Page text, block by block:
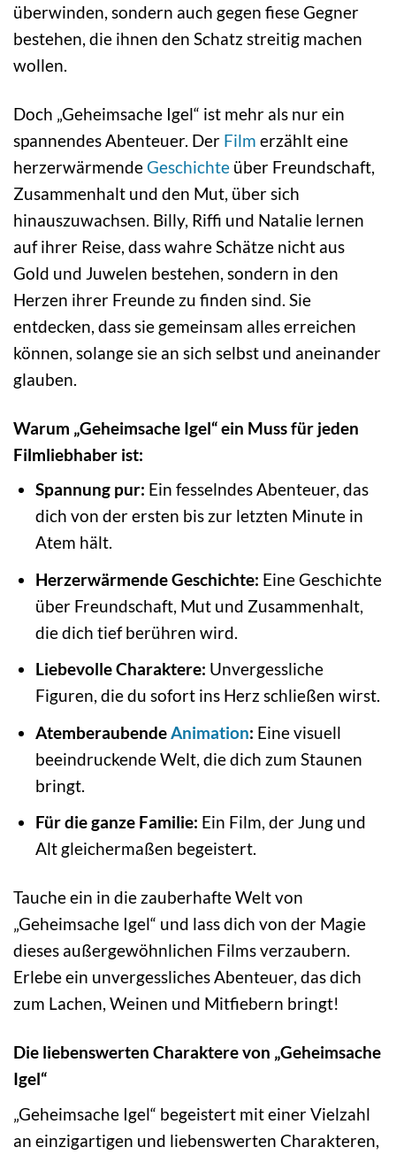
überwinden, sondern auch gegen fiese Gegner
bestehen, die ihnen den Schatz streitig machen
wollen.
Doch „Geheimsache Igel“ ist mehr als nur ein
spannendes Abenteuer. Der Film erzählt eine
herzerwärmendeGeschichte über Freundschaft,
Zusammenhalt und den Mut, über sich
hinauszuwachsen. Billy, Riffi und Natalie lernen
auf ihrer Reise, dass wahre Schätze nicht aus
Gold und Juwelen bestehen, sondern in den
Herzen ihrer Freunde zu finden sind. Sie
entdecken, dass sie gemeinsam alles erreichen
können, solange sie an sich selbst und aneinander
glauben.
Warum „Geheimsache Igel“ ein Muss für jeden
Filmliebhaber ist:
Spannung pur: Ein fesselndes Abenteuer, das
dich von der ersten bis zur letzten Minute in
Atem hält.
Herzerwärmende Geschichte: Eine Geschichte
über Freundschaft, Mut und Zusammenhalt,
die dich tief berühren wird.
Liebevolle Charaktere: Unvergessliche
Figuren, die du sofort ins Herz schließen wirst.
AtemberaubendeAnimation: Eine visuell
beeindruckende Welt, die dich zum Staunen
bringt.
Für die ganze Familie: Ein Film, der Jung und
Alt gleichermaßen begeistert.
Tauche ein in die zauberhafte Welt von
„Geheimsache Igel“ und lass dich von der Magie
dieses außergewöhnlichen Films verzaubern.
Erlebe ein unvergessliches Abenteuer, das dich
zum Lachen, Weinen und Mitfiebern bringt!
Die liebenswerten Charaktere von „Geheimsache
Igel“
„Geheimsache Igel“ begeistert mit einer Vielzahl
an einzigartigen und liebenswerten Charakteren,